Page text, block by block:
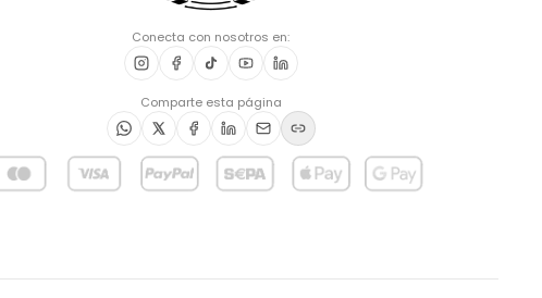
Conecta con nosotros en:
Comparte esta página